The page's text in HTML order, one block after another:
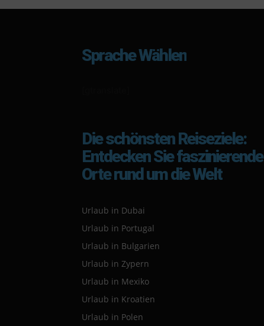
Sprache Wählen
Die schönsten Reiseziele:
Entdecken Sie faszinierende
Orte rund um die Welt
Urlaub in Dubai
Urlaub in Portugal
Urlaub in Bulgarien
Urlaub in Zypern
Urlaub in Mexiko
Urlaub in Kroatien
Urlaub in Polen